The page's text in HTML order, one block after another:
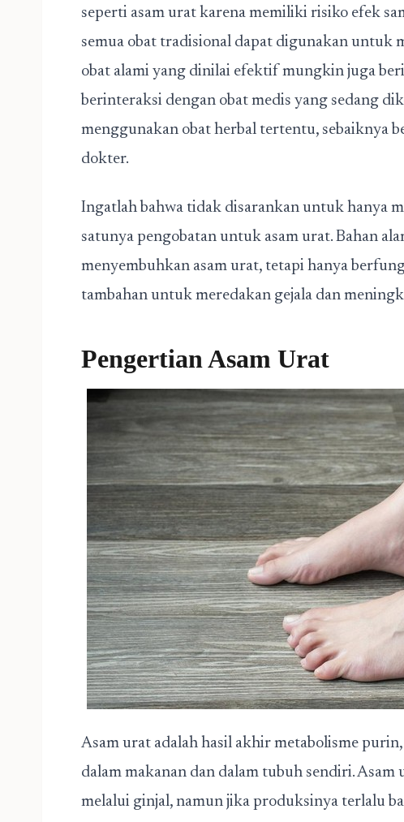
seperti asam urat karena memiliki risiko efek
semua obat tradisional dapat digunakan untuk
obat alami yang dinilai efektif mungkin juga
berinteraksi dengan obat medis yang sedang
menggunakan obat herbal tertentu, sebaiknya
dokter.
Ingatlah bahwa tidak disarankan untuk hanya
satunya pengobatan untuk asam urat. Bahan
menyembuhkan asam urat, tetapi hanya
tambahan untuk meredakan gejala dan
Pengertian Asam Urat
Asam urat adalah hasil akhir metabolisme
dalam makanan dan dalam tubuh sendiri.
melalui ginjal, namun jika produksinya terlalu